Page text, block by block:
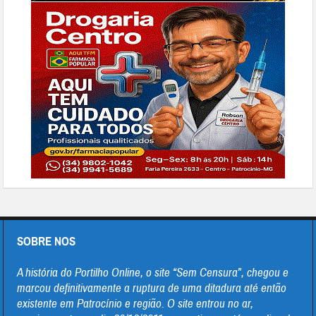
SOBRE NOS
A história do Portilho Online, o site “Sem Censura”, chegou e
marcou definitivamente a ruptura de uma ditadura até então
existente em Patrocínio e região. O site entrou no ar,